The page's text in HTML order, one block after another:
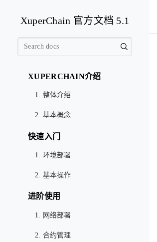
XuperChain 官方文档 5.1
XUPERCHAIN介绍
1. 整体介绍
2. 基本概念
快速入门
1. 环境部署
2. 基本操作
进阶使用
1. 网络部署
2. 合约管理